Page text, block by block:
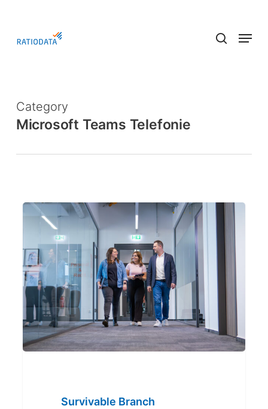
main
Menu
Category
Microsoft Teams Telefonie
Survivable
Branch
Appliance
–
Die
Absicherung
eines
Cloudausfalls
Survivable Branch